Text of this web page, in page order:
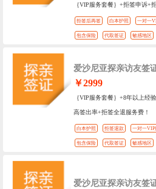
｛VIP服务套餐｝+拒签申诉+
拒签后再签 白本护照 一对一
包含保险 代取签证 敏感地区
爱沙尼亚探亲访友签
￥2999
｛VIP服务套餐｝+8年以上经
高签出率+拒签全退服务费！
白本护照 拒签退款 一对一VIP
包含保险 代取签证 敏感地区
爱沙尼亚探亲访友签